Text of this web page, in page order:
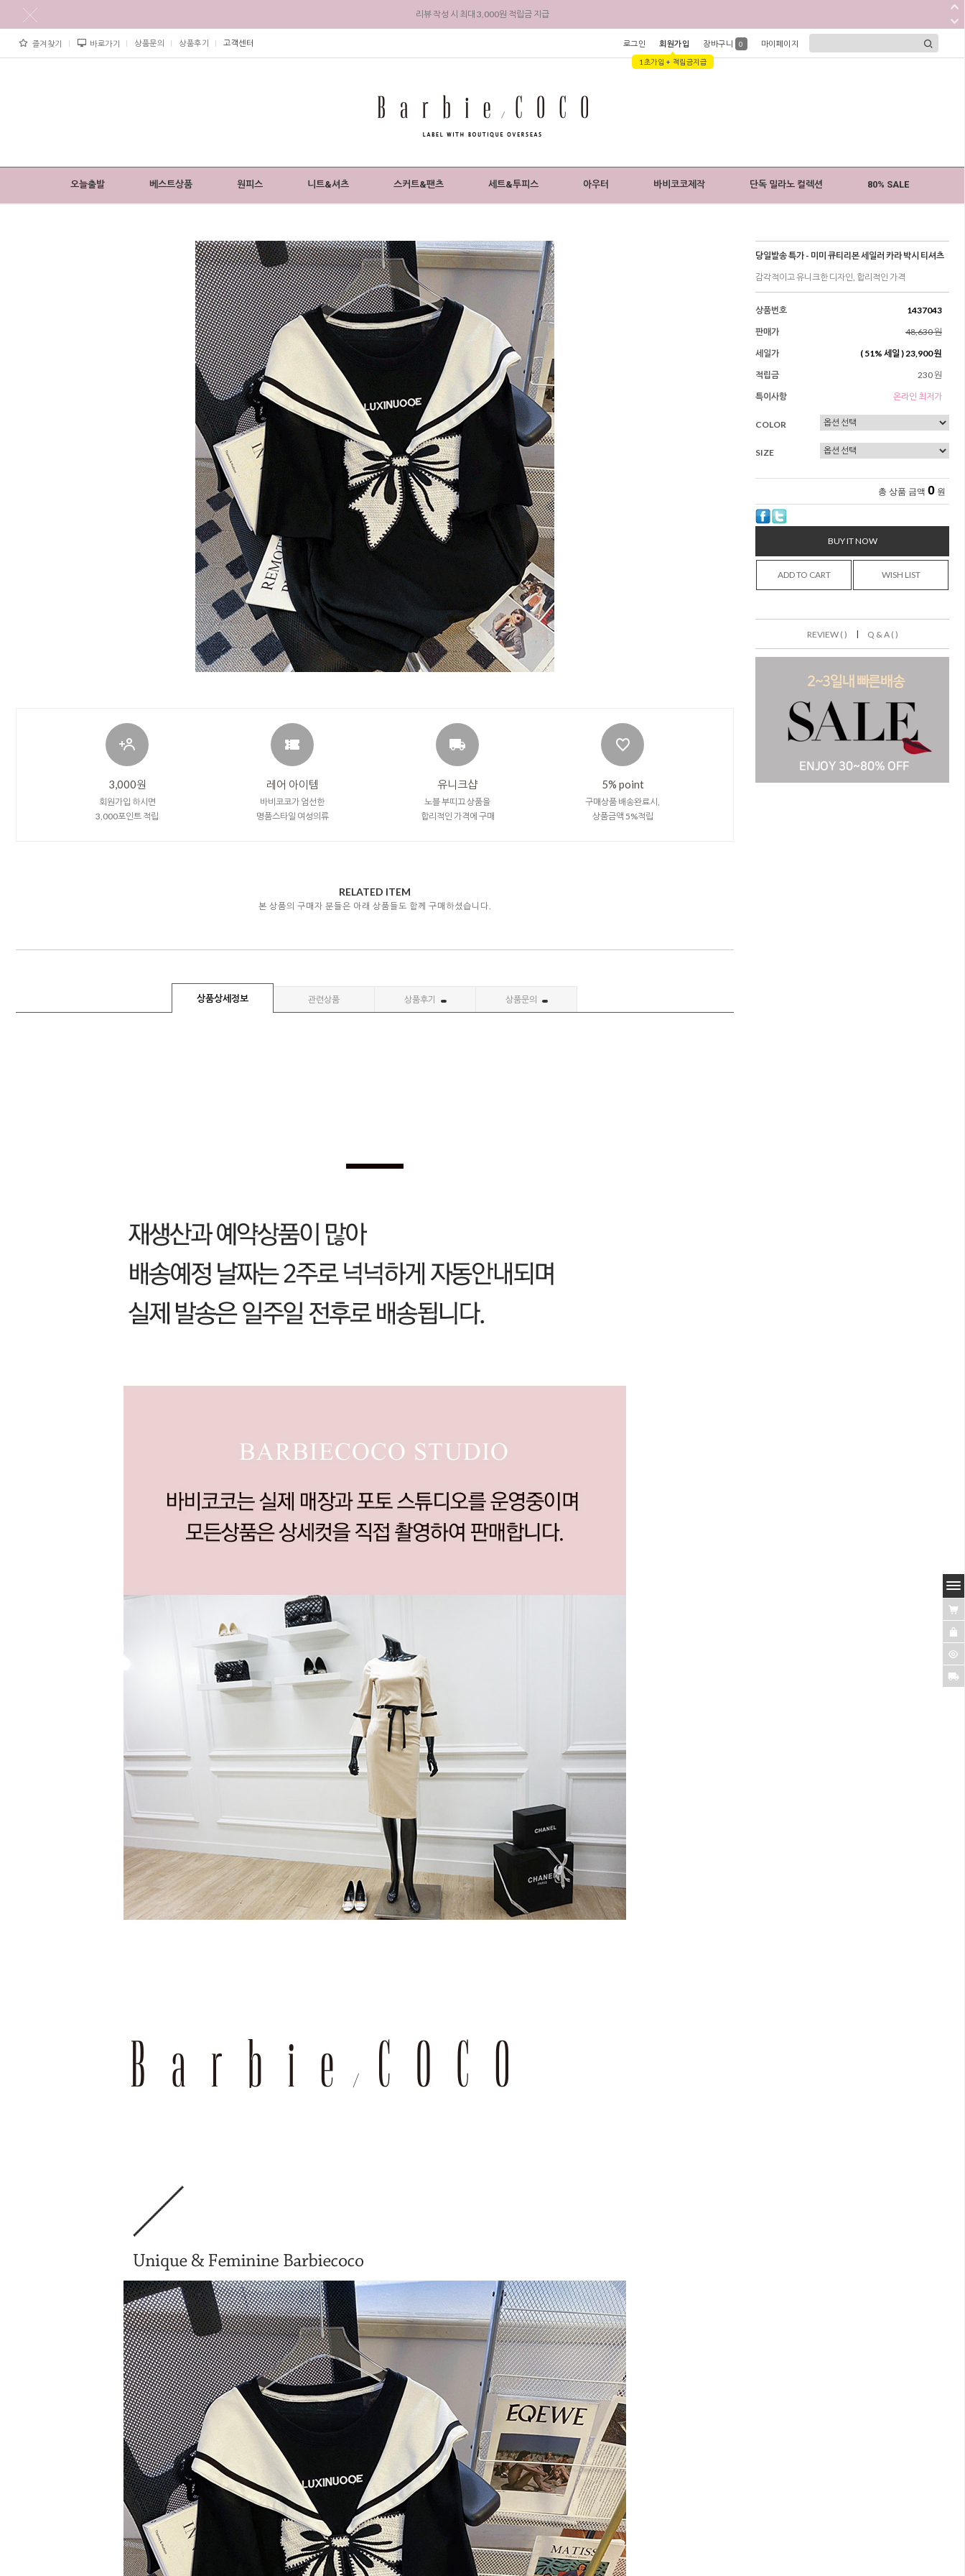
회원 가입 시 전상품 5% 즉시 할인 + 3,000원 적립금 지급
즐겨찾기 바로가기 상품문의 상품후기 고객센터 로그인 회원가입
1초가입 + 적립금지급
장바구니 0 마이페이지
오늘출발 베스트상품 원피스 니트&셔츠 스커트&팬츠 세트&투피스 아우터 바비코코제작 단독 밀라노 컬렉션 80% SALE
3,000원
회원가입 하시면
3,000포인트 적립
레어 아이템
바비코코가 엄선한
명품스타일 여성의류
유니크샵
노블 부띠끄 상품을
합리적인 가격에 구매
5% point
구매상품 배송완료시,
상품금액 5%적립
RELATED ITEM
본 상품의 구매자 분들은 아래 상품들도 함께 구매하셨습니다.
상품상세정보 관련상품 상품후기 상품문의
당일발송 특가 - 미미 큐티리본 세일러 카라 박시 티셔츠
감각적이고 유니크한 디자인, 합리적인 가격
상품번호
1437043
판매가
48,630 원
세일가
( 51% 세일 )23,900 원
적립금
230 원
특이사항
온라인 최저가
COLOR
SIZE
총 상품 금액 0 원
BUY IT NOW
ADD TO CART WISH LIST
REVIEW ( ) | Q & A ( )